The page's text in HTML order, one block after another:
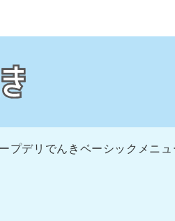
ープデリでんきベーシックメニ